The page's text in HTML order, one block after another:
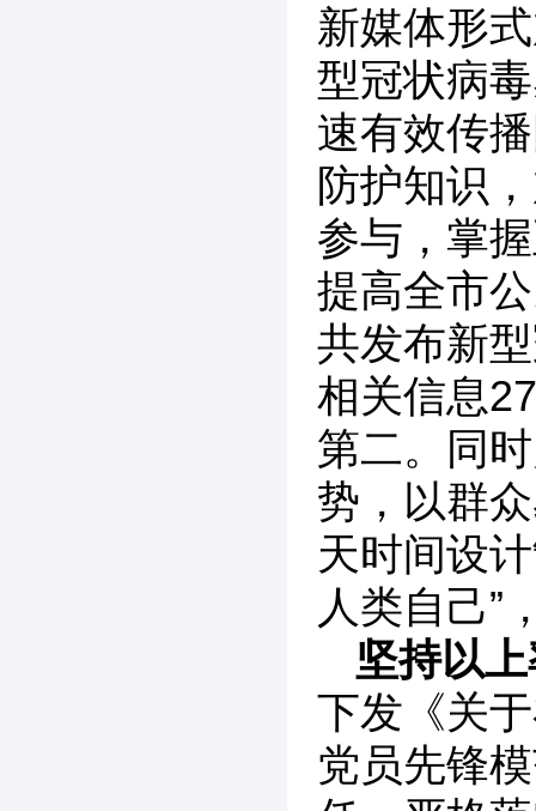
新媒体形
型冠状病
速有效传
防护知识
参与，掌
提高全市
共发布新
相关信息
第二。同
势，以群
天时间设
人类自己”
坚持以
下发《关
党员先锋